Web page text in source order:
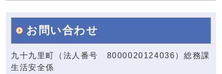
お問い合わせ
九十九里町（法人番号 8000020124036）総務課
生活安全係